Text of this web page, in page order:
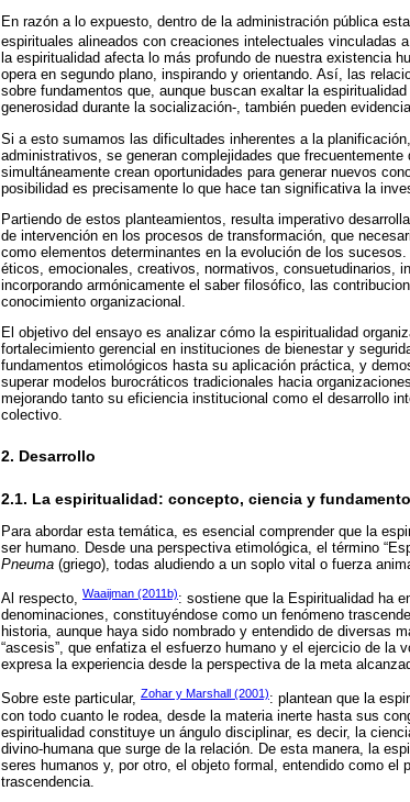
En razón a lo expuesto, dentro de la administración pública
espirituales alineados con creaciones intelectuales vinculadas
la espiritualidad afecta lo más profundo de nuestra existencia
opera en segundo plano, inspirando y orientando. Así, las
sobre fundamentos que, aunque buscan exaltar la
generosidad durante la socialización-, también pueden
Si a esto sumamos las dificultades inherentes a la
administrativos, se generan complejidades que
simultáneamente crean oportunidades para generar nuevos
posibilidad es precisamente lo que hace tan significativa la
Partiendo de estos planteamientos, resulta imperativo
de intervención en los procesos de transformación, que
como elementos determinantes en la evolución de los
éticos, emocionales, creativos, normativos, consuetudinarios,
incorporando armónicamente el saber filosófico, las
conocimiento organizacional.
El objetivo del ensayo es analizar cómo la espiritualidad
fortalecimiento gerencial en instituciones de bienestar y
fundamentos etimológicos hasta su aplicación práctica, y
superar modelos burocráticos tradicionales hacia
mejorando tanto su eficiencia institucional como el desarrollo
colectivo.
2. Desarrollo
2.1. La espiritualidad: concepto, ciencia y
Para abordar esta temática, es esencial comprender que la
ser humano. Desde una perspectiva etimológica, el término
Pneuma (griego), todas aludiendo a un soplo vital o fuerza
Al respecto, Waaijman (2011b): sostiene que la Espiritualidad ha
denominaciones, constituyéndose como un fenómeno
historia, aunque haya sido nombrado y entendido de diversas
“ascesis”, que enfatiza el esfuerzo humano y el ejercicio de la
expresa la experiencia desde la perspectiva de la meta
Sobre este particular, Zohar y Marshall (2001): plantean que la
con todo cuanto le rodea, desde la materia inerte hasta sus
espiritualidad constituye un ángulo disciplinar, es decir, la
divino-humana que surge de la relación. De esta manera, la
seres humanos y, por otro, el objeto formal, entendido como
trascendencia.